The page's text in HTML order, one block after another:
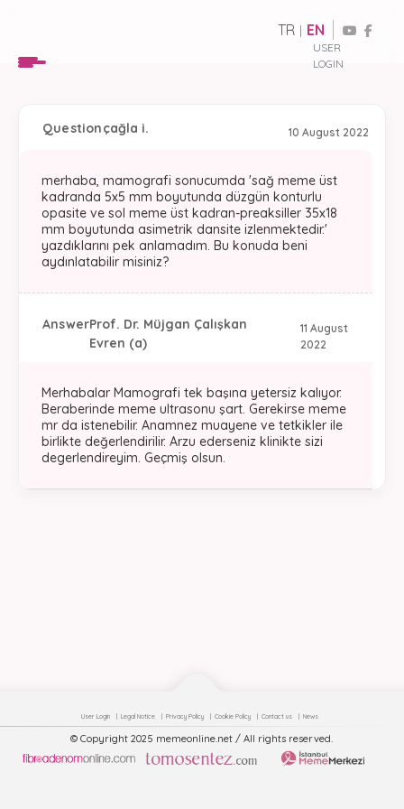
USER
LOGIN
TR | EN
10 August 2022
Questionçağla i.
merhaba, mamografi sonucumda 'sağ meme üst
kadranda 5x5 mm boyutunda düzgün konturlu
opasite ve sol meme üst kadran-preaksiller 35x18
mm boyutunda asimetrik dansite izlenmektedir.'
yazdıklarını pek anlamadım. Bu konuda beni
aydınlatabilir misiniz?
11 August
2022
AnswerProf. Dr. Müjgan Çalışkan
Evren (a)
Merhabalar Mamografi tek başına yetersiz kalıyor.
Beraberinde meme ultrasonu şart. Gerekirse meme
mr da istenebilir. Anamnez muayene ve tetkikler ile
birlikte değerlendirilir. Arzu ederseniz klinikte sizi
degerlendireyim. Geçmiş olsun.
User Login Legal Notice Privacy Policy Cookie Policy Contact us News
© Copyright 2025 memeonline.net / All rights reserved.